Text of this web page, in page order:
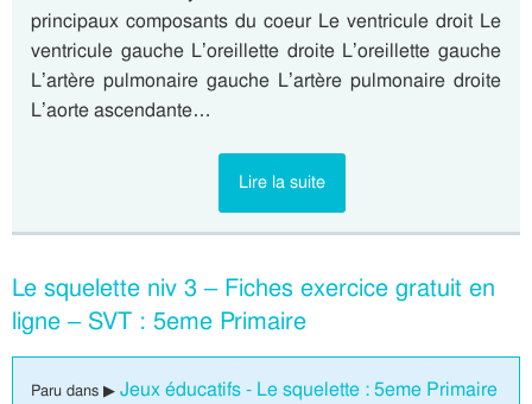
principaux composants du coeur Le ventricule droit Le
ventricule gauche L’oreillette droite L’oreillette gauche
L’artère pulmonaire gauche L’artère pulmonaire droite
L’aorte ascendante…
Lire la suite
Le squelette niv 3 – Fiches exercice gratuit en
ligne – SVT : 5eme Primaire
Paru dans ▶ Jeux éducatifs - Le squelette : 5eme Primaire